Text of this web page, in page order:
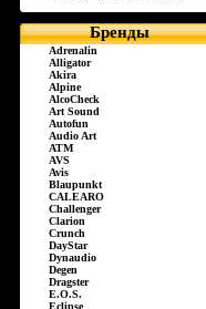
Бренды
Adrenalin
Alligator
Akira
Alpine
AlcoCheck
Art Sound
Autofun
Audio Art
ATM
AVS
Avis
Blaupunkt
CALEARO
Challenger
Clarion
Crunch
DayStar
Dynaudio
Degen
Dragster
E.O.S.
Eclipse